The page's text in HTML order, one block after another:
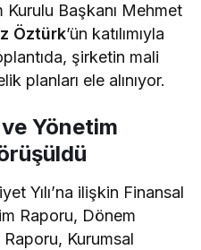
Başkanı Mehmet
Öztürk’ün katılımıyla
şirketin mali
planları ele alınıyor.
Yönetim
Yılı’na ilişkin Finansal
Raporu, Dönem
Raporu, Kurumsal